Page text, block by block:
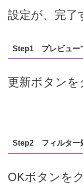
設定が、完了
Step1 プレビュー
更新ボタンを
Step2 フィルター
OKボタンを